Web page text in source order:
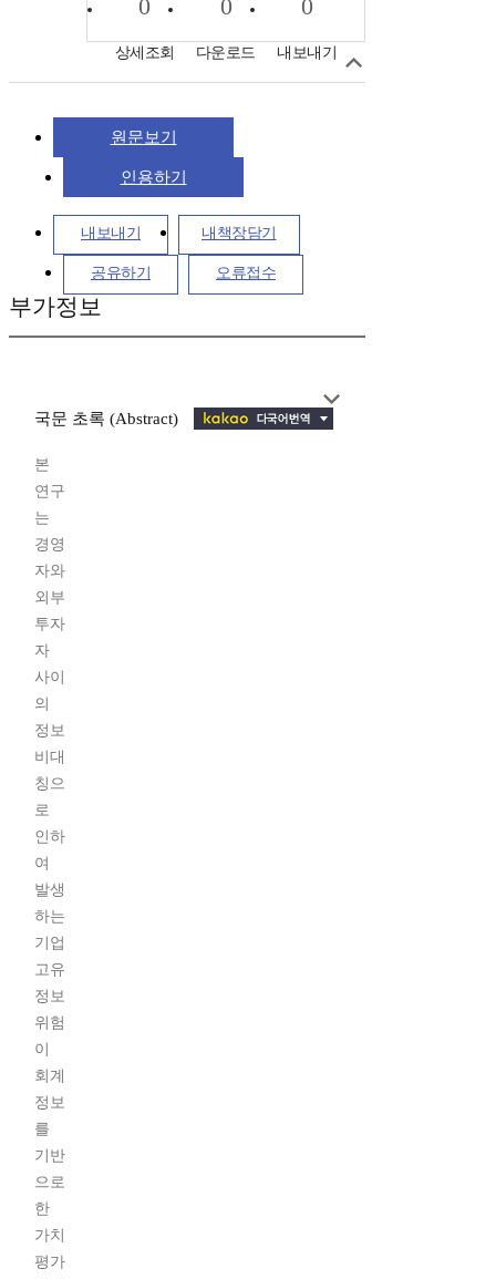
0
상세조회
0
다운로드
0
내보내기
원문보기
인용하기
내보내기 내책장담기
공유하기 오류접수
부가정보
국문 초록 (Abstract)
본
연구
는
경영
자와
외부
투자
자
사이
의
정보
비대
칭으
로
인하
여
발생
하는
기업
고유
정보
위험
이
회계
정보
를
기반
으로
한
가치
평가